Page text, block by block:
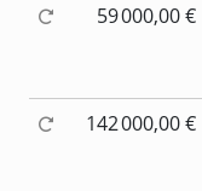
59 000,00 €
142 000,00 €